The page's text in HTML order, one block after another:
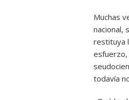
Muchas
nacional,
restituya
esfuerzo,
todavía